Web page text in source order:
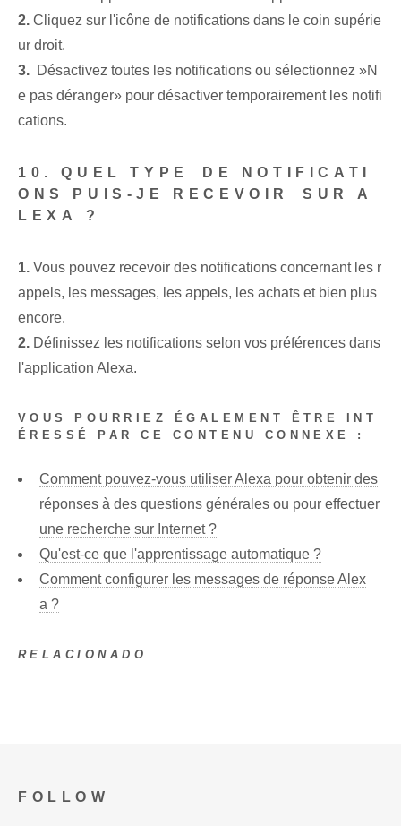
2. Cliquez sur l'icône de notifications dans le coin supérie
ur droit.
3. ⁣ Désactivez toutes les notifications⁤ ou sélectionnez ‌»N
e pas déranger»⁢ pour désactiver temporairement ⁣les notifi
cations.
10. QUEL TYPE⁢ DE NOTIFICATI
ONS PUIS-JE RECEVOIR⁣ SUR A
LEXA ?
1. Vous pouvez⁤ recevoir⁣ des notifications concernant les r
appels, les messages, les appels, les achats et bien plus
encore.
2. Définissez les notifications selon vos préférences dans
l'application Alexa.
VOUS POURRIEZ ÉGALEMENT ÊTRE INT
ÉRESSÉ PAR CE CONTENU CONNEXE :
Comment pouvez-vous utiliser Alexa pour obtenir des
réponses à des questions générales ou pour effectuer
une recherche sur Internet ?
Qu'est-ce que l'apprentissage automatique ?
Comment configurer les messages de réponse Alex
a ?
RELACIONADO
FOLLOW